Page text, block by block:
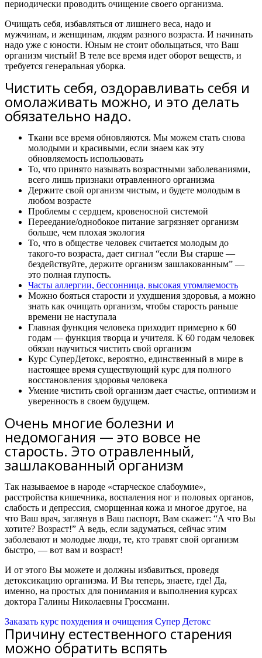
периодически проводить очищение своего организма.
Очищать себя, избавляться от лишнего веса, надо и
мужчинам, и женщинам, людям разного возраста. И начинать
надо уже с юности. Юным не стоит обольщаться, что Ваш
организм чистый! В теле все время идет оборот веществ, и
требуется генеральная уборка.
Чистить себя, оздоравливать себя и
омолаживать можно, и это делать
обязательно надо.
Ткани все время обновляются. Мы можем стать снова
молодыми и красивыми, если знаем как эту
обновляемость использовать
То, что принято называть возрастными заболеваниями,
всего лишь признаки отравленного организма
Держите свой организм чистым, и будете молодым в
любом возрасте
Проблемы с сердцем, кровеносной системой
Переедание/однобокое питание загрязняет организм
больше, чем плохая экология
То, что в обществе человек считается молодым до
такого-то возраста, дает сигнал “если Вы старше —
бездействуйте, держите организм зашлакованным” —
это полная глупость.
Часты аллергии, бессонница, высокая утомляемость
Можно бояться старости и ухудшения здоровья, а можно
знать как очищать организм, чтобы старость раньше
времени не наступала
Главная функция человека приходит примерно к 60
годам — функция творца и учителя. К 60 годам человек
обязан научиться чистить свой организм
Курс СуперДетокс, вероятно, единственный в мире в
настоящее время существующий курс для полного
восстановления здоровья человека
Умение чистить свой организм дает счастье, оптимизм и
уверенность в своем будущем.
Очень многие болезни и
недомогания — это вовсе не
старость. Это отравленный,
зашлакованный организм
Так называемое в народе «старческое слабоумие»,
расстройства кишечника, воспаления ног и половых органов,
слабость и депрессия, сморщенная кожа и многое другое, на
что Ваш врач, заглянув в Ваш паспорт, Вам скажет: “А что Вы
хотите? Возраст!” А ведь, если задуматься, сейчас этим
заболевают и молодые люди, те, кто травят свой организм
быстро, — вот вам и возраст!
И от этого Вы можете и должны избавиться, проведя
детоксикацию организма. И Вы теперь, знаете, где! Да,
именно, на простых для понимания и выполнения курсах
доктора Галины Николаевны Гроссманн.
Заказать курс похудения и очищения Супер Детокс
Причину естественного старения
можно обратить вспять